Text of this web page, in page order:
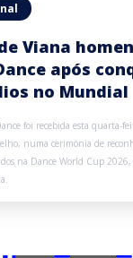
Viana
após
no Mundial
foi recebida esta quarta-
numa cerimónia de
na Dance World Cup